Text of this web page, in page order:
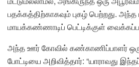
பதக்கத்திற்காகவும் புகழ் பெற்றது.
மாயக்கண்ணாடிப் பெட்டிக்குள்
அந்த ஊர் கோவில் கண்காணிப்பாளர் ஒரு
போட்டியை அறிவித்தார்: “யாராவது